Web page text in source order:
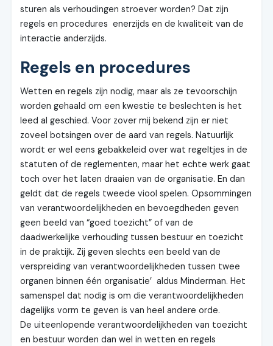
sturen als verhoudingen stroever worden? Dat zijn
regels en procedures enerzijds en de kwaliteit van de
interactie anderzijds.
Regels en procedures
Wetten en regels zijn nodig, maar als ze tevoorschijn
worden gehaald om een kwestie te beslechten is het
leed al geschied. Voor zover mij bekend zijn er niet
zoveel botsingen over de aard van regels. Natuurlijk
wordt er wel eens gebakkeleid over wat regeltjes in de
statuten of de reglementen, maar het echte werk gaat
toch over het laten draaien van de organisatie. En dan
geldt dat de regels tweede viool spelen. Opsommingen
van verantwoordelijkheden en bevoegdheden geven
geen beeld van “goed toezicht” of van de
daadwerkelijke verhouding tussen bestuur en toezicht
in de praktijk. Zij geven slechts een beeld van de
verspreiding van verantwoordelijkheden tussen twee
organen binnen één organisatie’ aldus Minderman. Het
samenspel dat nodig is om die verantwoordelijkheden
dagelijks vorm te geven is van heel andere orde.
De uiteenlopende verantwoordelijkheden van toezicht
en bestuur worden dan wel in wetten en regels